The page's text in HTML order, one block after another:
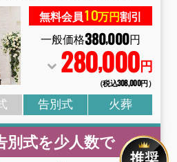
無料会員10万円割引
一般価格380,000円
280,000円
（税込308,000円）
告別式 火葬
別式を少人数で